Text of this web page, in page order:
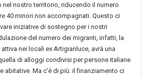
nel nostro territorio, riducendo il numero
40 minori non accompagnati. Questo ci
iniziative di sostegno per i nostri
del numero dei migranti, infatti, la
nei locali ex Artigianluce, avrà una
di alloggi condivisi per persone italiane
abitative. Ma c’è di più: il finanziamento ci